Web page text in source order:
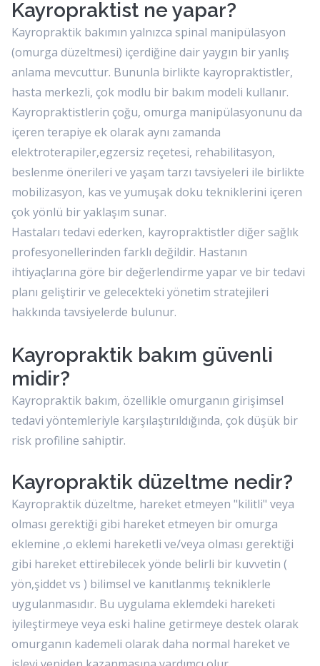
Kayropraktist ne yapar?
Kayropraktik bakımın yalnızca spinal manipülasyon
(omurga düzeltmesi) içerdiğine dair yaygın bir yanlış
anlama mevcuttur. Bununla birlikte kayropraktistler,
hasta merkezli, çok modlu bir bakım modeli kullanır.
Kayropraktistlerin çoğu, omurga manipülasyonunu da
içeren terapiye ek olarak aynı zamanda
elektroterapiler,egzersiz reçetesi, rehabilitasyon,
beslenme önerileri ve yaşam tarzı tavsiyeleri ile birlikte
mobilizasyon, kas ve yumuşak doku tekniklerini içeren
çok yönlü bir yaklaşım sunar.
Hastaları tedavi ederken, kayropraktistler diğer sağlık
profesyonellerinden farklı değildir. Hastanın
ihtiyaçlarına göre bir değerlendirme yapar ve bir tedavi
planı geliştirir ve gelecekteki yönetim stratejileri
hakkında tavsiyelerde bulunur.
Kayropraktik bakım güvenli
midir?
Kayropraktik bakım, özellikle omurganın girişimsel
tedavi yöntemleriyle karşılaştırıldığında, çok düşük bir
risk profiline sahiptir.
Kayropraktik düzeltme nedir?
Kayropraktik düzeltme, hareket etmeyen "kilitli" veya
olması gerektiği gibi hareket etmeyen bir omurga
eklemine ,o eklemi hareketli ve/veya olması gerektiği
gibi hareket ettirebilecek yönde belirli bir kuvvetin (
yön,şiddet vs ) bilimsel ve kanıtlanmış tekniklerle
uygulanmasıdır. Bu uygulama eklemdeki hareketi
iyileştirmeye veya eski haline getirmeye destek olarak
omurganın kademeli olarak daha normal hareket ve